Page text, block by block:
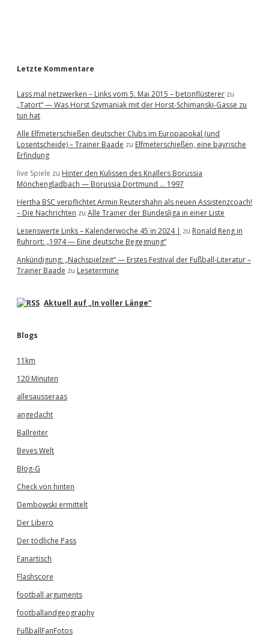
Letzte Kommentare
Lass mal netzwerken – Links vom 5. Mai 2015 – betonflüsterer zu
„Tatort“ — Was Horst Szymaniak mit der Horst-Schimanski-Gasse zu
tun hat
Alle Elfmeterschießen deutscher Clubs im Europapokal (und
Losentscheide) – Trainer Baade zu Elfmeterschießen, eine bayrische
Erfindung
live Spiele zu Hinter den Kulissen des Knallers Borussia
Mönchengladbach — Borussia Dortmund … 1997
Hertha BSC verpflichtet Armin Reutershahn als neuen Assistenzcoach!
– Die Nachrichten zu Alle Trainer der Bundesliga in einer Liste
Lesenswerte Links – Kalenderwoche 45 in 2024 | zu Ronald Reng in
Ruhrort: „1974 — Eine deutsche Begegnung“
Ankündigung: „Nachspielzeit“ — Erstes Festival der Fußball-Literatur –
Trainer Baade zu Lesetermine
Aktuell auf „In voller Länge“
Blogs
11km
120 Minuten
allesausseraas
angedacht
Ballreiter
Beves Welt
Blog-G
Check von hinten
Dembowski ermittelt
Der Libero
Der tödliche Pass
Fanartisch
Flashscore
football arguments
footballandgeography
FußballFanFotos